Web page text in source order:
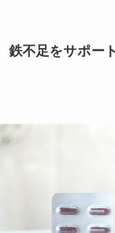
鉄不足をサポー